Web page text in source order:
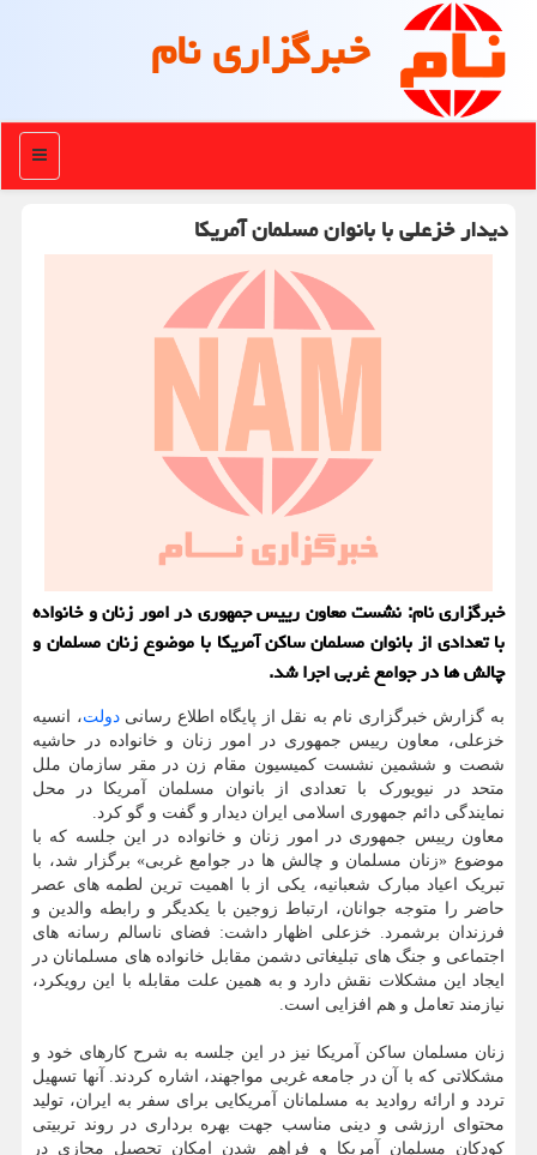
خبرگزاری نام
منو
دیدار خزعلی با بانوان مسلمان آمریکا
خبرگزاری نام: نشست معاون رییس جمهوری در امور زنان و خانواده
با تعدادی از بانوان مسلمان ساکن آمریکا با موضوع زنان مسلمان و
چالش ها در جوامع غربی اجرا شد.
به گزارش خبرگزاری نام به نقل از پایگاه اطلاع رسانیدولت، انسیه
خزعلی، معاون رییس جمهوری در امور زنان و خانواده در حاشیه
شصت و ششمین نشست کمیسیون مقام زن در مقر سازمان ملل
متحد در نیویورک با تعدادی از بانوان مسلمان آمریکا در محل
نمایندگی دائم جمهوری اسلامی ایران دیدار و گفت و گو کرد.
معاون رییس جمهوری در امور زنان و خانواده در این جلسه که با
موضوع «زنان مسلمان و چالش ها در جوامع غربی» برگزار شد، با
تبریک اعیاد مبارک شعبانیه، یکی از با اهمیت ترین لطمه های عصر
حاضر را متوجه جوانان، ارتباط زوجین با یکدیگر و رابطه والدین و
فرزندان برشمرد. خزعلی اظهار داشت: فضای ناسالم رسانه های
اجتماعی و جنگ های تبلیغاتی دشمن مقابل خانواده های مسلمانان در
ایجاد این مشکلات نقش دارد و به همین علت مقابله با این رویکرد،
نیازمند تعامل و هم افزایی است.
زنان مسلمان ساکن آمریکا نیز در این جلسه به شرح کارهای خود و
مشکلاتی که با آن در جامعه غربی مواجهند، اشاره کردند. آنها تسهیل
تردد و ارائه روادید به مسلمانان آمریکایی برای سفر به ایران، تولید
محتوای ارزشی و دینی مناسب جهت بهره برداری در روند تربیتی
کودکان مسلمان آمریکا و فراهم شدن امکان تحصیل مجازی در